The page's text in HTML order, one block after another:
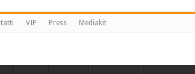
VIP Press Mediakit